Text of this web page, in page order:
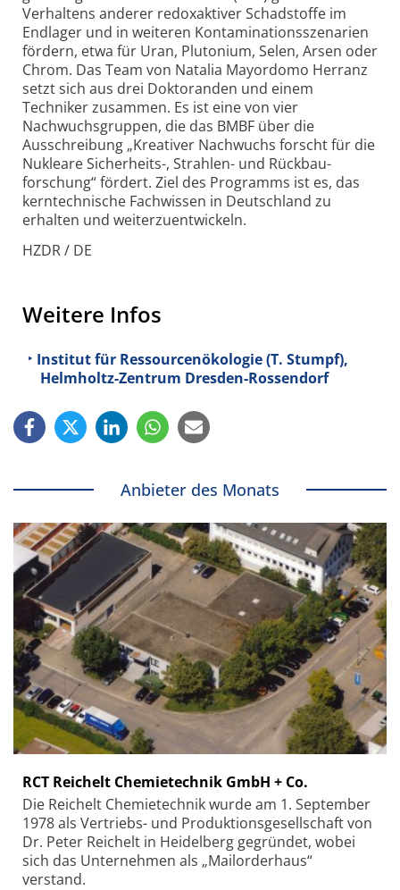
Verhaltens anderer redoxaktiver Schadstoffe im
Endlager und in weiteren Kontaminations­szenarien
fördern, etwa für Uran, Plutonium, Selen, Arsen oder
Chrom. Das Team von Natalia Mayordomo Herranz
setzt sich aus drei Doktoranden und einem
Techniker zusammen. Es ist eine von vier
Nachwuchs­gruppen, die das BMBF über die
Ausschreibung „Kreativer Nachwuchs forscht für die
Nukleare Sicherheits-, Strahlen- und Rückbau­
forschung“ fördert. Ziel des Programms ist es, das
kerntechnische Fachwissen in Deutschland zu
erhalten und weiter­zuentwickeln.
HZDR / DE
Weitere Infos
Institut für Ressourcenökologie (T. Stumpf),
Helmholtz-Zentrum Dresden-Rossendorf
Anbieter des Monats
RCT Reichelt Chemietechnik GmbH + Co.
Die Reichelt Chemietechnik wurde am 1. September
1978 als Vertriebs- und Produktionsgesellschaft von
Dr. Peter Reichelt in Heidelberg gegründet, wobei
sich das Unternehmen als „Mailorderhaus“
verstand.